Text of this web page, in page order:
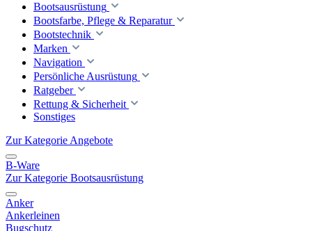
Bootsausrüstung
Bootsfarbe, Pflege & Reparatur
Bootstechnik
Marken
Navigation
Persönliche Ausrüstung
Ratgeber
Rettung & Sicherheit
Sonstiges
Zur Kategorie Angebote
B-Ware
Zur Kategorie Bootsausrüstung
Anker
Ankerleinen
Bugschutz